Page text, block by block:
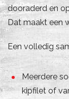
dooraderd en
Dat maakt een
Een volledig
Meerdere
kipfilet of